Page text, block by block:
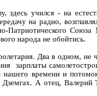
учился - на
на радио,
Патриотического
народа не обойтись.
Два в одном, не
времени и
А отец,